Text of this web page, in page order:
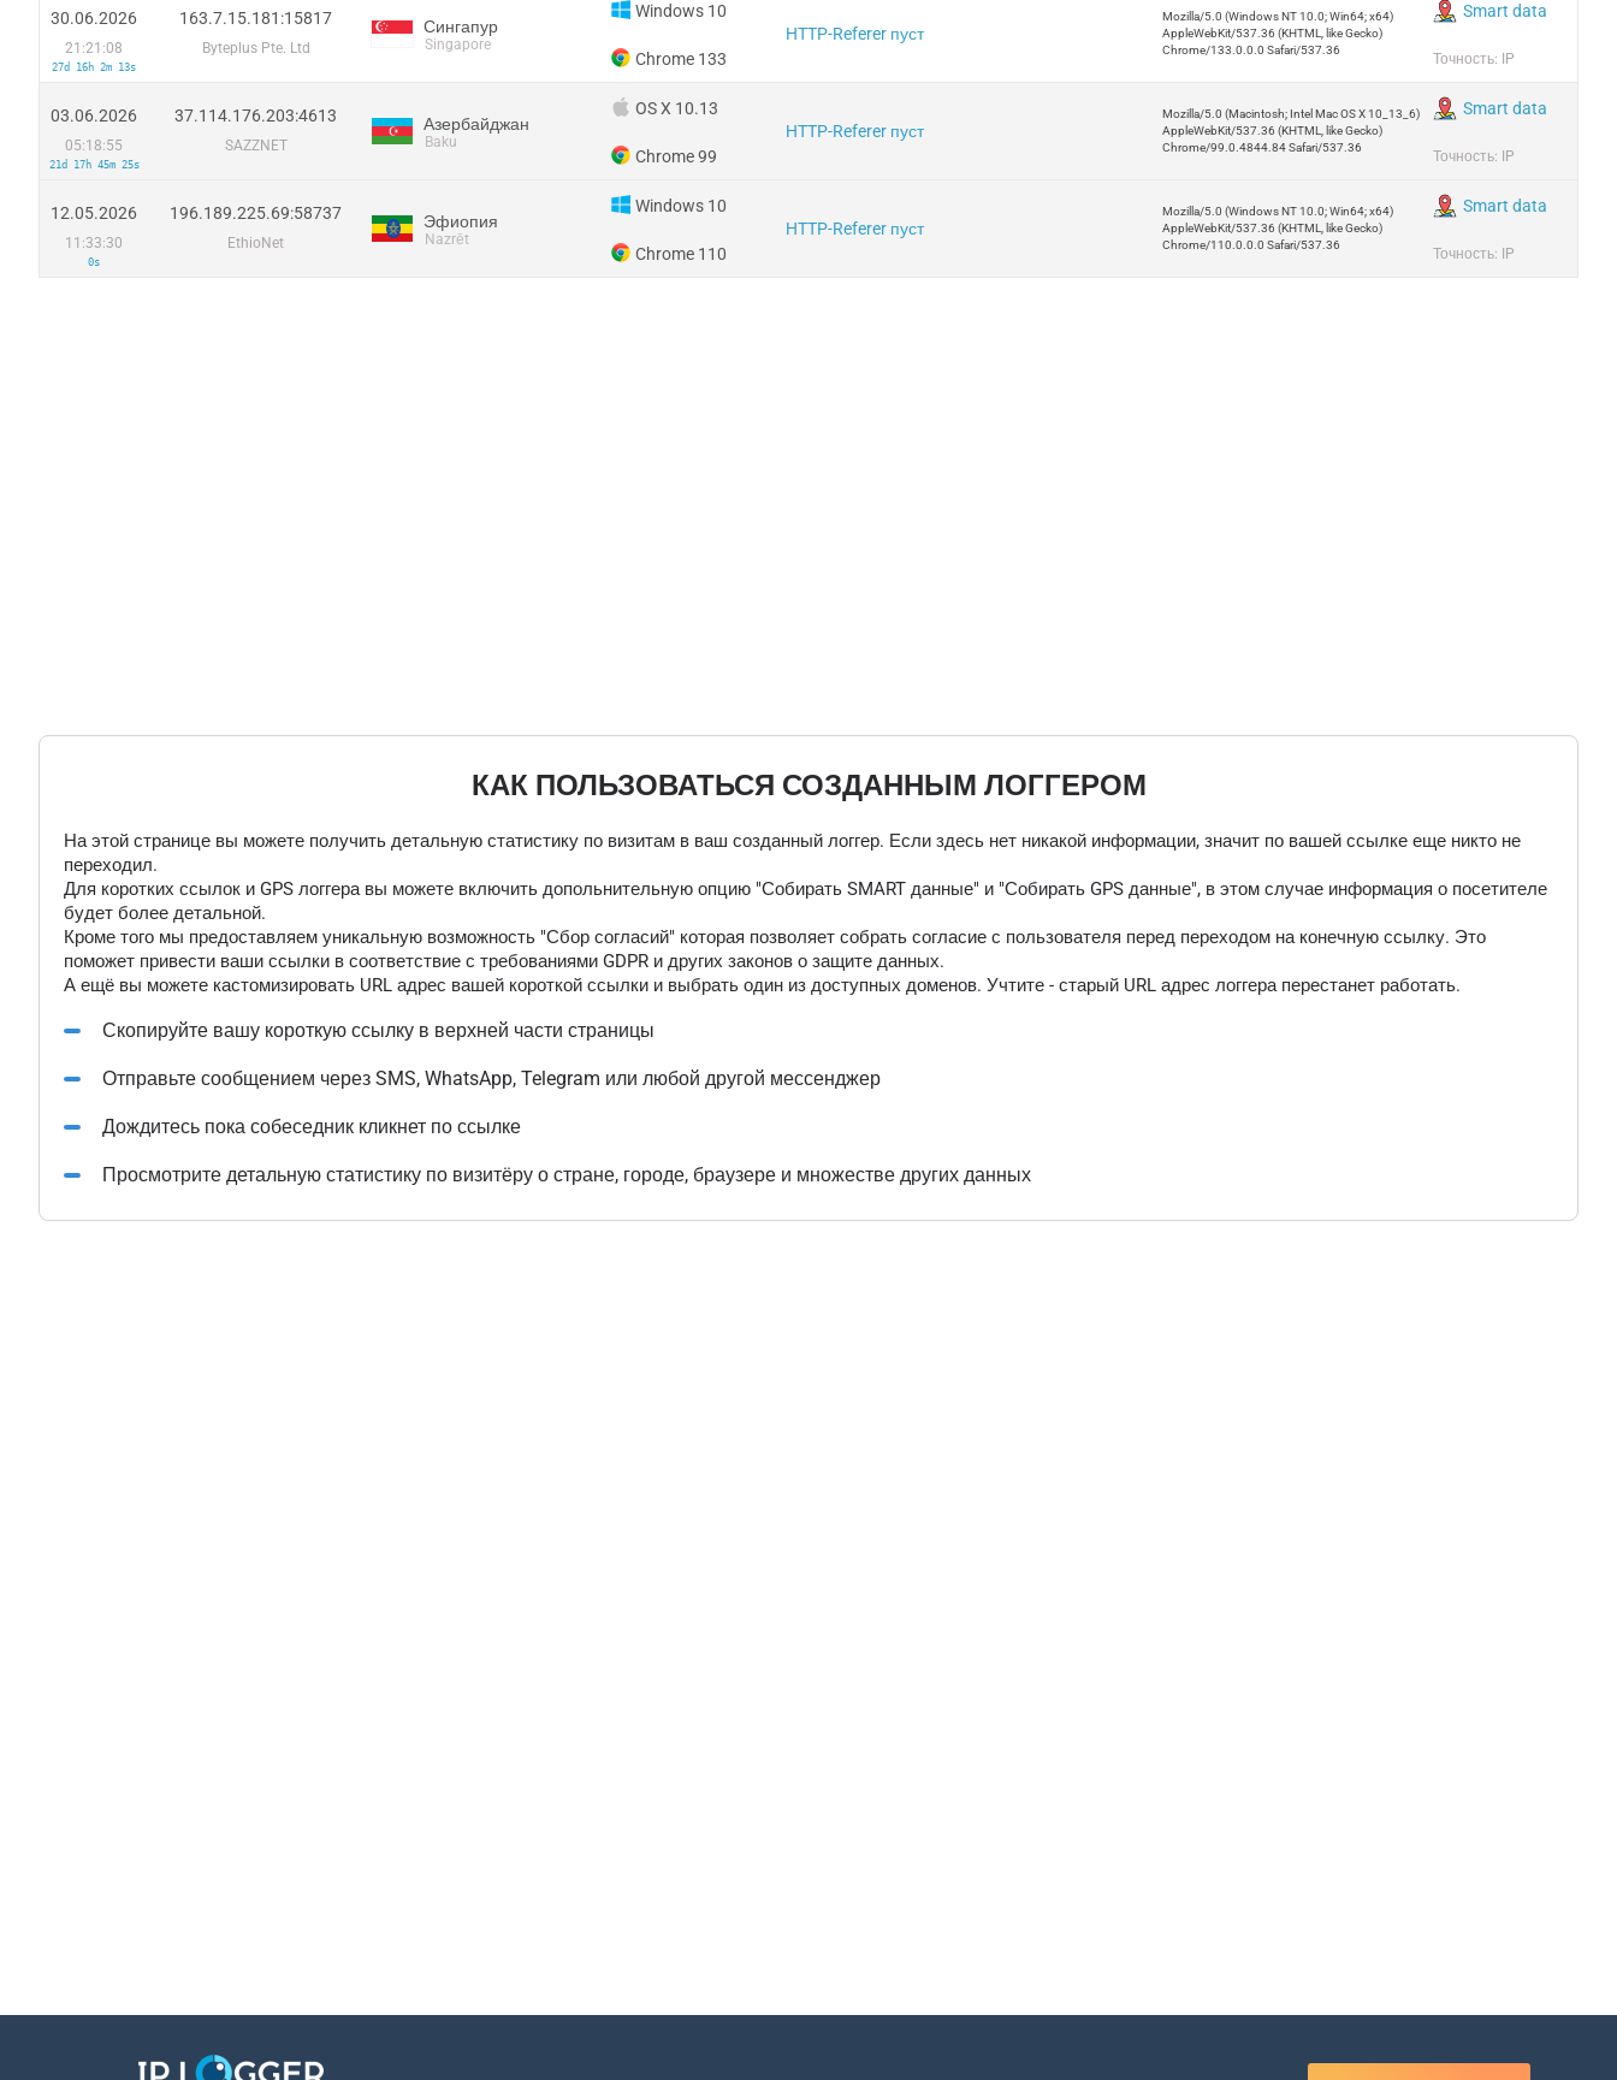
30.06.2026
21:21:08
27d 16h 2m 13s
163.7.15.181:15817
Byteplus Pte. Ltd
Сингапур
Singapore
Windows 10
Chrome 133
HTTP-Referer пуст
Mozilla/5.0 (Windows NT 10.0; Win64; x64)
AppleWebKit/537.36 (KHTML, like Gecko)
Chrome/133.0.0.0 Safari/537.36
Smart data
Точность: IP
03.06.2026
05:18:55
21d 17h 45m 25s
37.114.176.203:4613
SAZZNET
Азербайджан
Baku
OS X 10.13
Chrome 99
HTTP-Referer пуст
Mozilla/5.0 (Macintosh; Intel Mac OS X 10_13_6)
AppleWebKit/537.36 (KHTML, like Gecko)
Chrome/99.0.4844.84 Safari/537.36
Smart data
Точность: IP
12.05.2026
11:33:30
0s
196.189.225.69:58737
EthioNet
Эфиопия
Nazrēt
Windows 10
Chrome 110
HTTP-Referer пуст
Mozilla/5.0 (Windows NT 10.0; Win64; x64)
AppleWebKit/537.36 (KHTML, like Gecko)
Chrome/110.0.0.0 Safari/537.36
Smart data
Точность: IP
КАК ПОЛЬЗОВАТЬСЯ СОЗДАННЫМ ЛОГГЕРОМ
На этой странице вы можете получить детальную статистику по визитам в ваш созданный логгер. Если здесь нет никакой информации, значит по вашей ссылке еще никто не
переходил.
Для коротких ссылок и GPS логгера вы можете включить допольнительную опцию "Собирать SMART данные" и "Собирать GPS данные", в этом случае информация о посетителе
будет более детальной.
Кроме того мы предоставляем уникальную возможность "Сбор согласий" которая позволяет собрать согласие с пользователя перед переходом на конечную ссылку. Это
поможет привести ваши ссылки в соответствие с требованиями GDPR и других законов о защите данных.
А ещё вы можете кастомизировать URL адрес вашей короткой ссылки и выбрать один из доступных доменов. Учтите - старый URL адрес логгера перестанет работать.
Скопируйте вашу короткую ссылку в верхней части страницы
Отправьте сообщением через SMS, WhatsApp, Telegram или любой другой мессенджер
Дождитесь пока собеседник кликнет по ссылке
Просмотрите детальную статистику по визитёру о стране, городе, браузере и множестве других данных